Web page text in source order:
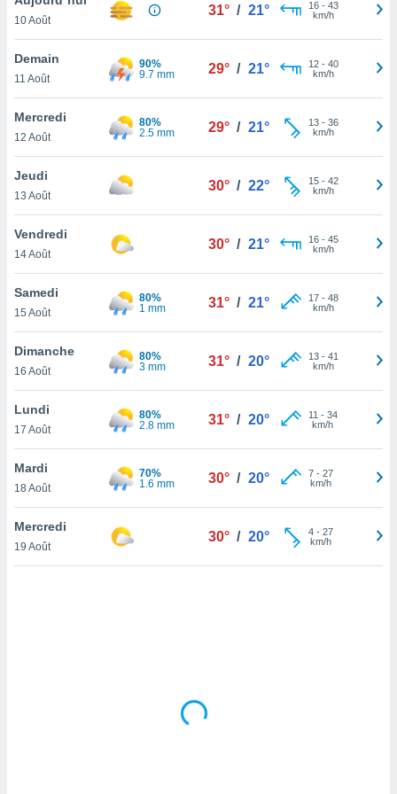
et
»,
au
vous
qu'ils
ou
le
ainsi
un
la
du
en
de
10 Août
31° / 21° 16- 43
km/h
Demain
11 Août
90%
9.7 mm
29° / 21° 12- 40
km/h
Mercredi
12 Août
80%
2.5 mm
29° / 21° 13- 36
km/h
Jeudi
13 Août
30° / 22° 15- 42
km/h
Vendredi
14 Août
30° / 21° 16- 45
km/h
Samedi
15 Août
80%
1 mm
31° / 21° 17- 48
km/h
Dimanche
16 Août
80%
3 mm
31° / 20° 13- 41
km/h
Lundi
17 Août
80%
2.8 mm
31° / 20° 11 - 34
km/h
Mardi
18 Août
70%
1.6 mm
30° / 20° 7- 27
km/h
Mercredi
19 Août
30° / 20° 4- 27
km/h